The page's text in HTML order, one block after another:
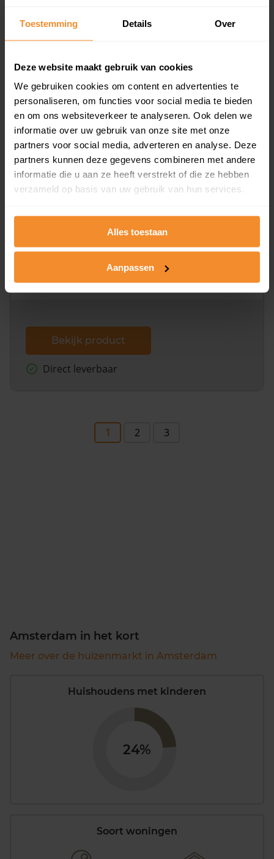
Toestemming Details Over
Deze website maakt gebruik van cookies
We gebruiken cookies om content en advertenties te
personaliseren, om functies voor social media te bieden
en om ons websiteverkeer te analyseren. Ook delen we
informatie over uw gebruik van onze site met onze
partners voor social media, adverteren en analyse. Deze
partners kunnen deze gegevens combineren met andere
informatie die u aan ze heeft verstrekt of die ze hebben
verzameld op basis van uw gebruik van hun services.
Alles toestaan
Aanpassen
en koopdatum) binnen een postcodegebied. Dit
koopsommen.
Bekijk product
Direct leverbaar
Kadastrale kaart pakket
Alleen globale ligging perceel
omliggende percelen met de kadastrale erfgrenzen,
Bekijk product
Direct leverbaar
1 2 3
Amsterdam in het kort
Meer over de huizenmarkt in Amsterdam
Huishoudens met kinderen
24%
Soort woningen